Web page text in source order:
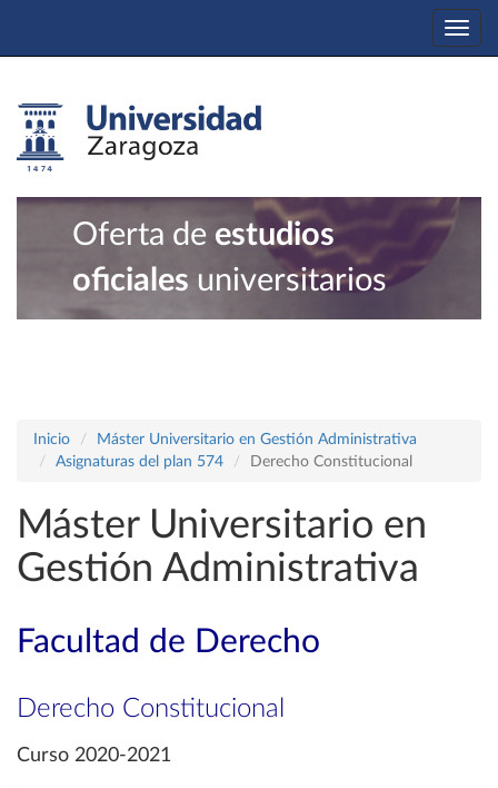
Oferta de estudios
oficiales universitarios
Inicio
Máster Universitario en Gestión Administrativa
Asignaturas del plan 574
Derecho Constitucional
Máster Universitario en
Gestión Administrativa
Facultad de Derecho
Derecho Constitucional
Curso 2020-2021